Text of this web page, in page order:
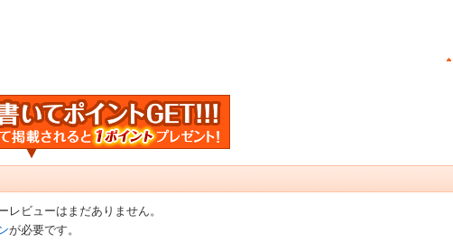
レビューはまだありません。
が必要です。